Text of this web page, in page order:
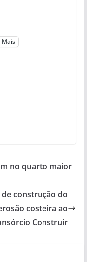
Mais
no quarto maior
construção do
costeira ao
Construir